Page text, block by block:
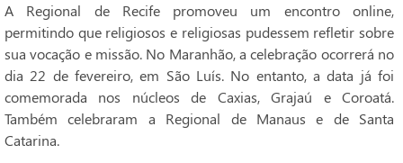
A Regional de Recife promoveu um encontro online,
permitindo que religiosos e religiosas pudessem refletir sobre
sua vocação e missão. No Maranhão, a celebração ocorrerá no
dia 22 de fevereiro, em São Luís. No entanto, a data já foi
comemorada nos núcleos de Caxias, Grajaú e Coroatá.
Também celebraram a Regional de Manaus e de Santa
Catarina.